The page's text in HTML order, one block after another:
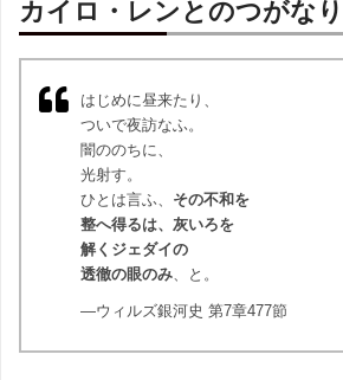
カイロ・レンとのつがなり
はじめに昼来たり、
ついで夜訪なふ。
闇ののちに、
光射す。
ひとは言ふ、 その不和を
整へ得るは、灰いろを
解くジェダイの
透徹の眼のみ、と。
―ウィルズ銀河史 第7章477節